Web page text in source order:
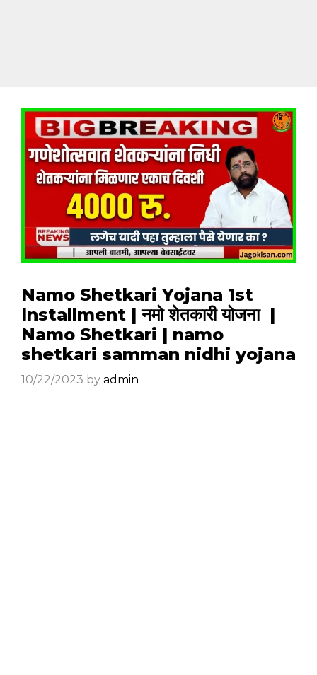
Namo Shetkari Yojana 1st
Installment | नमो शेतकारी योजना |
Namo Shetkari | namo
shetkari samman nidhi yojana
10/22/2023 by admin